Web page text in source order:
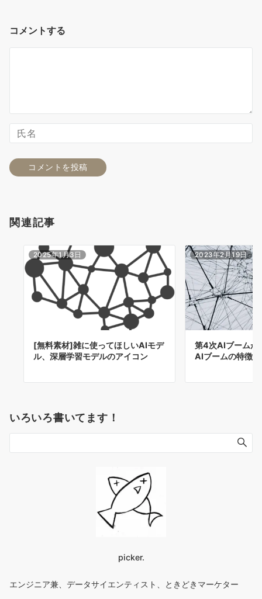
コメントする
関連記事
2025年1月3日
[無料素材]雑に使ってほしいAIモデ
ル、深層学習モデルのアイコン
2023年2月19日
第4次AIブームが
AIブームの特徴
いろいろ書いてます！
picker.
エンジニア兼、データサイエンティスト、ときどきマーケター